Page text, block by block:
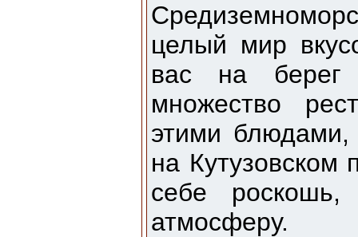
целый мир
вас на берег
множество
этими блюдами,
на Кутузовском
себе
атмосферу.